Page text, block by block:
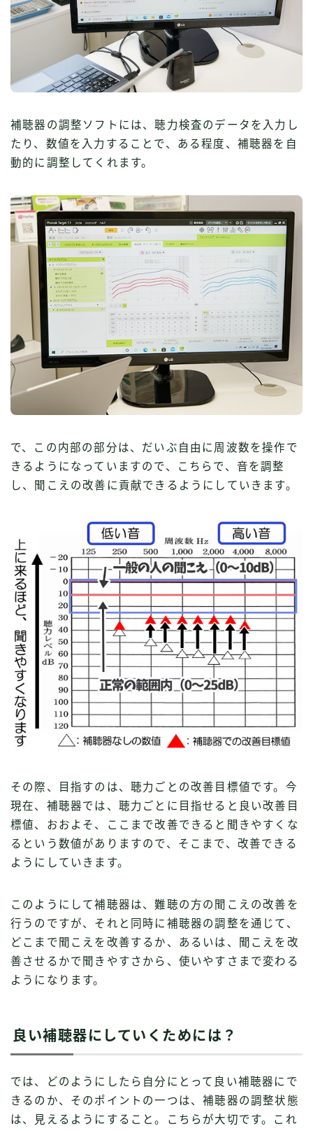
補聴器の調整ソフトには、聴力検査のデータを入力し
たり、数値を入力することで、ある程度、補聴器を自
動的に調整してくれます。
で、この内部の部分は、だいぶ自由に周波数を操作で
きるようになっていますので、こちらで、音を調整
し、聞こえの改善に貢献できるようにしていきます。
その際、目指すのは、聴力ごとの改善目標値です。今
現在、補聴器では、聴力ごとに目指せると良い改善目
標値、おおよそ、ここまで改善できると聞きやすくな
るという数値がありますので、そこまで、改善できる
ようにしていきます。
このようにして補聴器は、難聴の方の聞こえの改善を
行うのですが、それと同時に補聴器の調整を通じて、
どこまで聞こえを改善するか、あるいは、聞こえを改
善させるかで聞きやすさから、使いやすさまで変わる
ようになります。
良い補聴器にしていくためには？
では、どのようにしたら自分にとって良い補聴器にで
きるのか、そのポイントの一つは、補聴器の調整状態
は、見えるようにすること。こちらが大切です。これ